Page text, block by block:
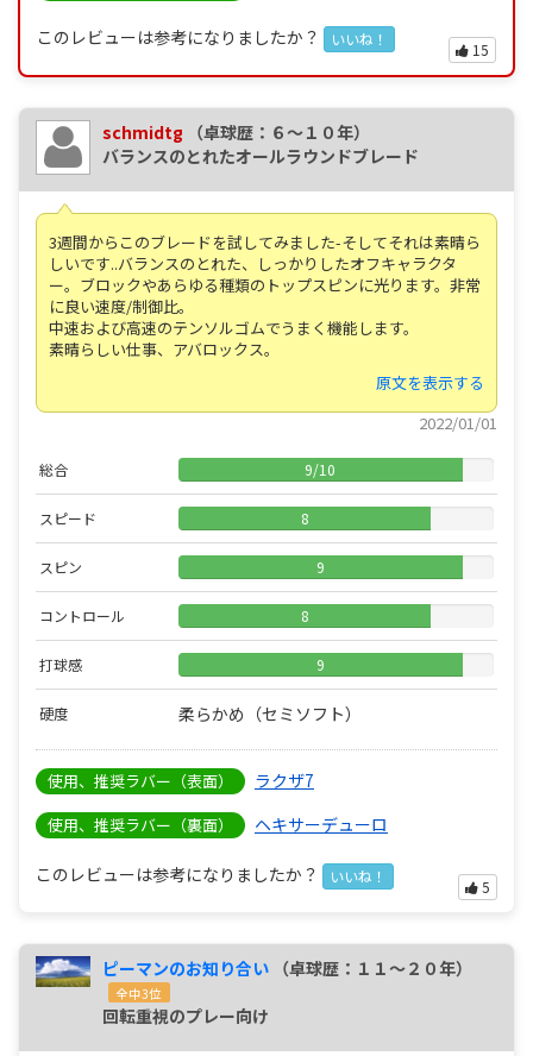
このレビューは参考になりましたか？ いいね！
15
schmidtg
（卓球歴：６～１０年）
バランスのとれたオールラウンドブレード
3週間からこのブレードを試してみました-そしてそれは素晴ら
しいです..バランスのとれた、しっかりしたオフキャラクタ
ー。ブロックやあらゆる種類のトップスピンに光ります。非常
に良い速度/制御比。
中速および高速のテンソルゴムでうまく機能します。
素晴らしい仕事、アバロックス。
原文を表示する
2022/01/01
総合 9/10
スピード 8
スピン 9
コントロール 8
打球感 9
硬度 柔らかめ（セミソフト）
使用、推奨ラバー（表面） ラクザ7
使用、推奨ラバー（裏面） ヘキサーデューロ
このレビューは参考になりましたか？ いいね！
5
ピーマンのお知り合い （卓球歴：１１～２０年）
全中3位
回転重視のプレー向け